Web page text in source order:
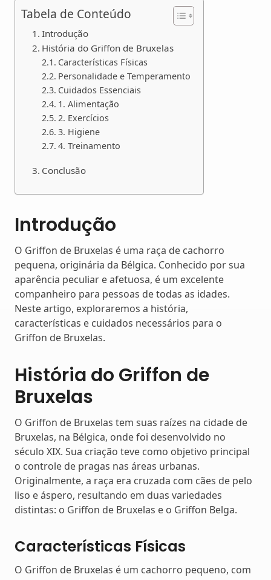
Tabela de Conteúdo
Introdução
História do Griffon de Bruxelas
Características Físicas
Personalidade e Temperamento
Cuidados Essenciais
1. Alimentação
2. Exercícios
3. Higiene
4. Treinamento
Conclusão
Introdução
O Griffon de Bruxelas é uma raça de cachorro
pequena, originária da Bélgica. Conhecido por sua
aparência peculiar e afetuosa, é um excelente
companheiro para pessoas de todas as idades.
Neste artigo, exploraremos a história,
características e cuidados necessários para o
Griffon de Bruxelas.
História do Griffon de
Bruxelas
O Griffon de Bruxelas tem suas raízes na cidade de
Bruxelas, na Bélgica, onde foi desenvolvido no
século XIX. Sua criação teve como objetivo principal
o controle de pragas nas áreas urbanas.
Originalmente, a raça era cruzada com cães de pelo
liso e áspero, resultando em duas variedades
distintas: o Griffon de Bruxelas e o Griffon Belga.
Características Físicas
O Griffon de Bruxelas é um cachorro pequeno, com